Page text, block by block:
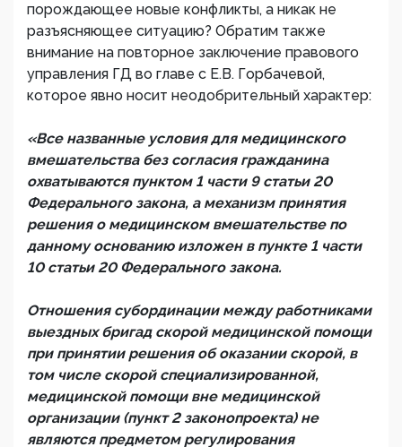
порождающее новые конфликты, а никак не
разъясняющее ситуацию? Обратим также
внимание на повторное заключение правового
управления ГД во главе с Е.В. Горбачевой,
которое явно носит неодобрительный характер:
«Все названные условия для медицинского
вмешательства без согласия гражданина
охватываются пунктом 1 части 9 статьи 20
Федерального закона, а механизм принятия
решения о медицинском вмешательстве по
данному основанию изложен в пункте 1 части
10 статьи 20 Федерального закона.
Отношения субординации между работниками
выездных бригад скорой медицинской помощи
при принятии решения об оказании скорой, в
том числе скорой специализированной,
медицинской помощи вне медицинской
организации (пункт 2 законопроекта) не
являются предметом регулирования